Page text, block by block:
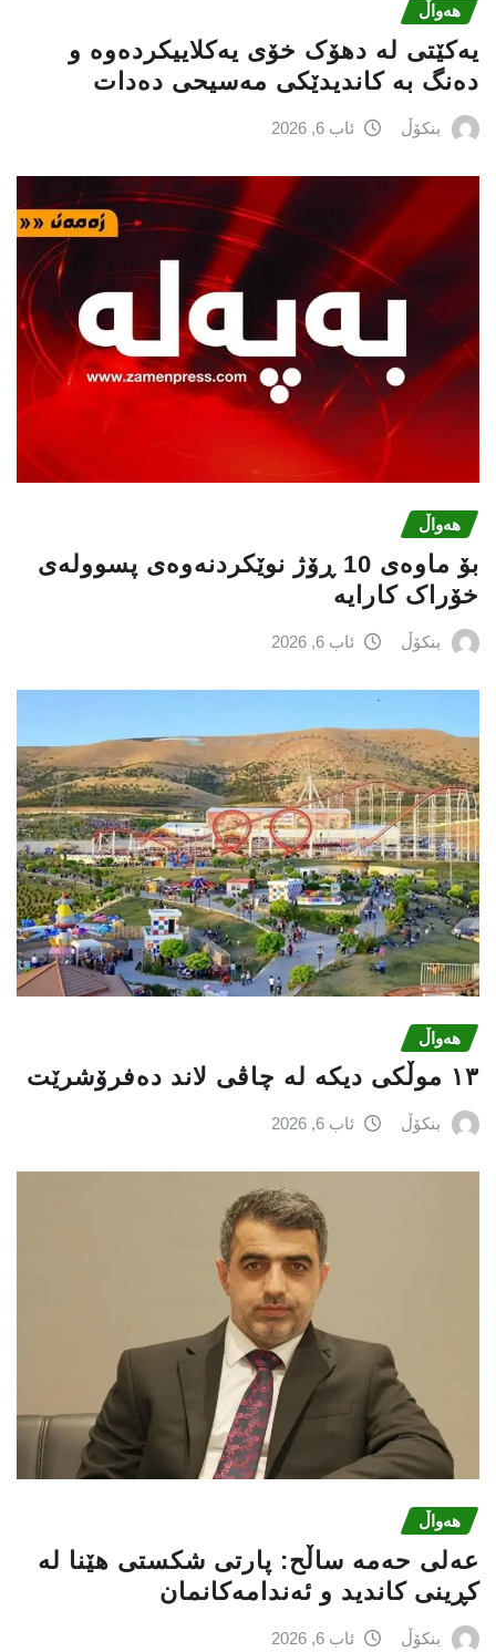
هەواڵ
یەکێتی لە دهۆک خۆی یەکلاییکردەوە و
دەنگ بە کاندیدێکی مەسیحی دەدات
بنکۆڵ ئاب 6, 2026
هەواڵ
بۆ ماوەی 10 ڕۆژ نوێکردنەوەی پسوولەی
خۆراک کارایە
بنکۆڵ ئاب 6, 2026
هەواڵ
١٣ موڵکی دیکە لە چاڤی لاند دەفرۆشرێت
بنکۆڵ ئاب 6, 2026
هەواڵ
عه‌لی‌ حه‌مه‌ ساڵح: پارتی‌ شكستی‌ هێنا له‌
كڕینی‌ كاندید و ئه‌ندامه‌كانمان
بنکۆڵ ئاب 6, 2026